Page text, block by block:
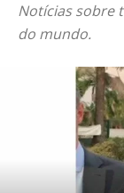
Notícias sobre
do mundo.